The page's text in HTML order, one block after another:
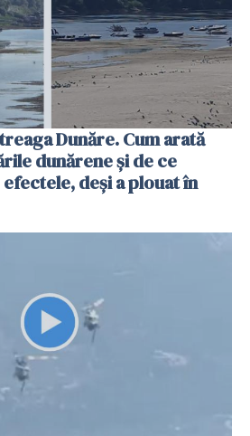
Dunăre. Cum arată
dunărene și de ce
deși a plouat în